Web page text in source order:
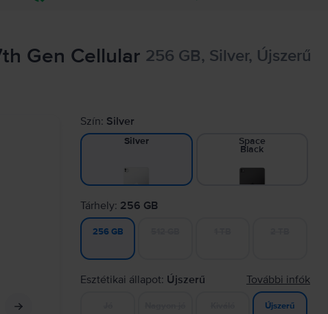
Gen Cellular 256 GB, Silver, Újszerű
Szín: Silver
Silver Space
Black
Tárhely: 256 GB
256 GB
Esztétikai állapot: Újszerű További infók
Újszerű